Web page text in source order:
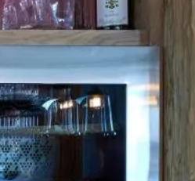
Details
www.brauereigasthof-
Am Ödenturm – Das
Am Ödenturm 11, 93413
Tel.: Tel.: 09971-89270